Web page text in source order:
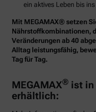
ein aktives Leben bis
Mit MEGAMAX® setzen
Nährstoffkombinationen,
Veränderungen ab 40
Alltag leistungsfähig,
Tag für Tag.
MEGAMAX® ist in
erhältlich: